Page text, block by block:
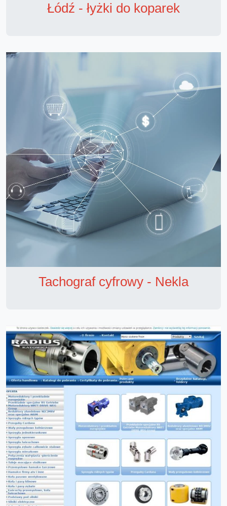
Łódź - łyżki do koparek
Tachograf cyfrowy - Nekla